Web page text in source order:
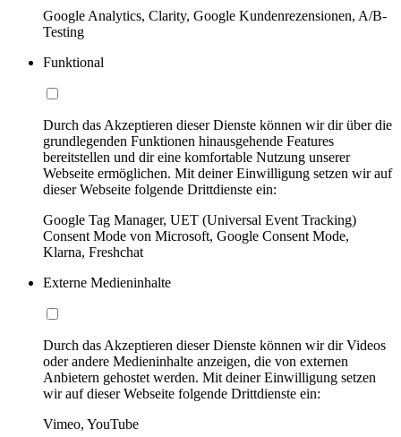
Google Analytics, Clarity, Google Kundenrezensionen, A/B-
Testing
Funktional
Durch das Akzeptieren dieser Dienste können wir dir über die
grundlegenden Funktionen hinausgehende Features
bereitstellen und dir eine komfortable Nutzung unserer
Webseite ermöglichen. Mit deiner Einwilligung setzen wir auf
dieser Webseite folgende Drittdienste ein:
Google Tag Manager, UET (Universal Event Tracking)
Consent Mode von Microsoft, Google Consent Mode,
Klarna, Freshchat
Externe Medieninhalte
Durch das Akzeptieren dieser Dienste können wir dir Videos
oder andere Medieninhalte anzeigen, die von externen
Anbietern gehostet werden. Mit deiner Einwilligung setzen
wir auf dieser Webseite folgende Drittdienste ein:
Vimeo, YouTube